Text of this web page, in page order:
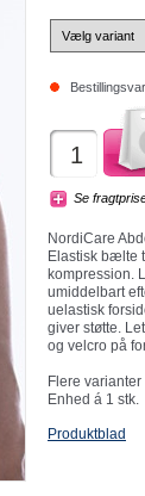
Se
NordiCare
Elastisk bælte
kompression.
umiddelbart
uelastisk
giver støtte.
og velcro på
Flere varianter
Enhed á 1 stk.
Produktblad